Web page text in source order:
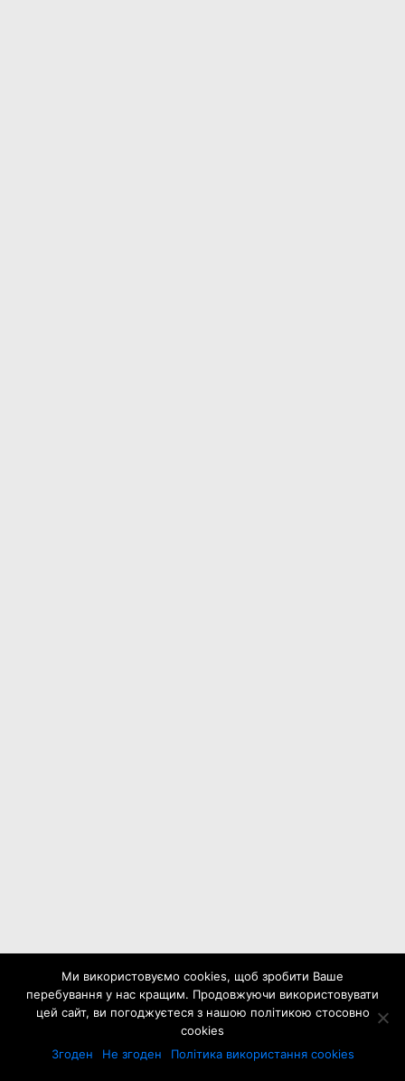
Ми використовуємо cookies, щоб зробити Ваше
перебування у нас кращим. Продовжуючи використовувати
цей сайт, ви погоджуєтеся з нашою політикою стосовно
cookies
Згоден
Не згоден Політика використання cookies